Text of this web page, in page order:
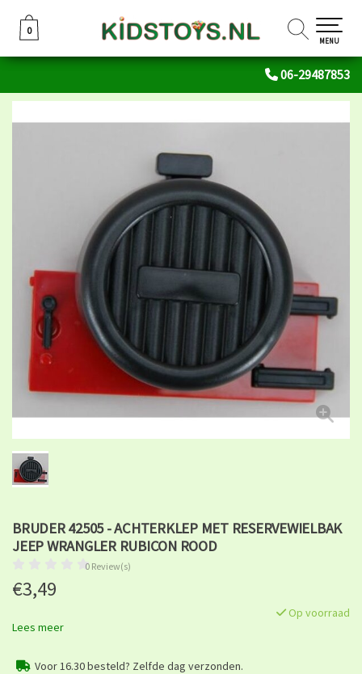
06-29487853
0
0
MENU
BRUDER 42505 - ACHTERKLEP MET RESERVEWIELBAK
JEEP WRANGLER RUBICON ROOD
0 Review(s)
€3,49
Op voorraad
Lees meer
Voor 16.30 besteld? Zelfde dag verzonden.